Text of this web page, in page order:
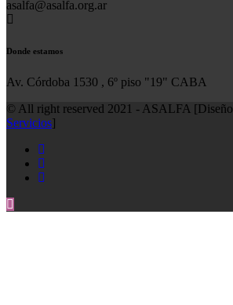
asalfa@asalfa.org.ar
Donde estamos
Av. Córdoba 1530 , 6º piso "19" CABA
© All right reserved 2021 - ASALFA [Diseño
Servicios]